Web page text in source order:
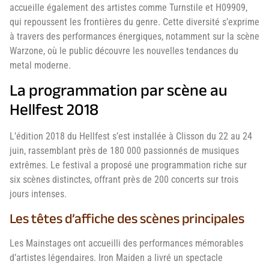
accueille également des artistes comme Turnstile et H09909,
qui repoussent les frontières du genre. Cette diversité s’exprime
à travers des performances énergiques, notamment sur la scène
Warzone, où le public découvre les nouvelles tendances du
metal moderne.
La programmation par scène au
Hellfest 2018
L’édition 2018 du Hellfest s’est installée à Clisson du 22 au 24
juin, rassemblant près de 180 000 passionnés de musiques
extrêmes. Le festival a proposé une programmation riche sur
six scènes distinctes, offrant près de 200 concerts sur trois
jours intenses.
Les têtes d’affiche des scènes principales
Les Mainstages ont accueilli des performances mémorables
d’artistes légendaires. Iron Maiden a livré un spectacle